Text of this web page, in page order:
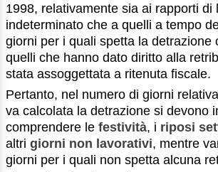
1998, relativamente sia ai rapporti di
indeterminato che a quelli a tempo
giorni per i quali spetta la detrazione
quelli che hanno dato diritto alla
stata assoggettata a ritenuta fiscale.
Pertanto, nel numero di giorni
va calcolata la detrazione si devono
comprendere le festività, i riposi
altri giorni non lavorativi, mentre
giorni per i quali non spetta alcuna